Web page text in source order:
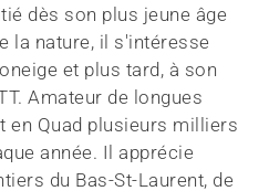
dès son plus jeune âge
la nature, il s'intéresse
et plus tard, à son
Amateur de longues
en Quad plusieurs milliers
année. Il apprécie
du Bas-St-Laurent, de